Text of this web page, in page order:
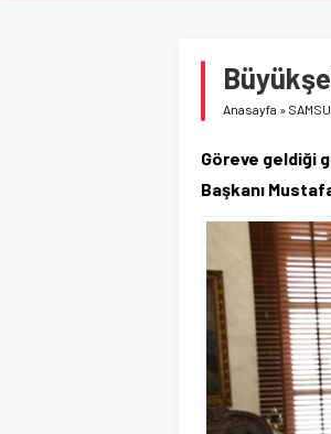
Anasayfa »
Göreve geldiği
Başkanı